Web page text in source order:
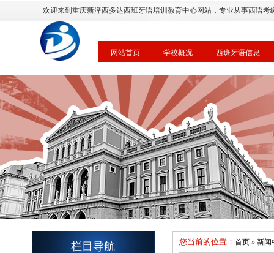
欢迎来到重庆新泽西多达西班牙语培训教育中心网站，专业从事西语考
网站首页 学校概况 西班牙语信息
栏目导航 您当前的位置： 首页» 新闻